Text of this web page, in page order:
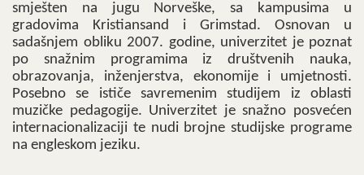
smješten na jugu Norveške, sa kampusima u
gradovima Kristiansand i Grimstad. Osnovan u
sadašnjem obliku 2007. godine, univerzitet je poznat
po snažnim programima iz društvenih nauka,
obrazovanja, inženjerstva, ekonomije i umjetnosti.
Posebno se ističe savremenim studijem iz oblasti
muzičke pedagogije. Univerzitet je snažno posvećen
internacionalizaciji te nudi brojne studijske programe
na engleskom jeziku.